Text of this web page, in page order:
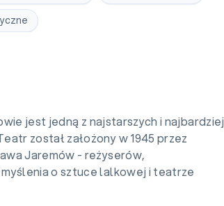
jest jedną z najstarszych i najbardziej
został założony w 1945 przez
Jaremów - reżyserów,
o sztuce lalkowej i teatrze